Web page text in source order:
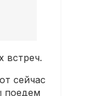
встреч.
сейчас
поедем